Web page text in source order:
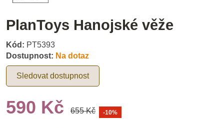
PlanToys Hanojské věže
Kód: PT5393
Dostupnost: Na dotaz
Sledovat dostupnost
590 Kč 655 Kč -10%